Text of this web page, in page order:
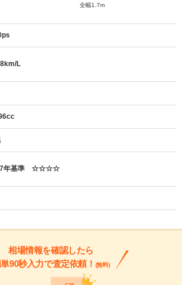
全幅1.7m
L
年基準 ☆☆☆☆
相場情報を確認したら
90秒入力で査定依頼！ (無料)